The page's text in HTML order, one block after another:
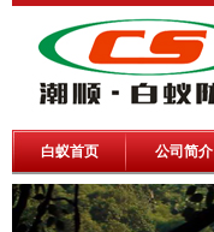
白蚁首页 公司简介